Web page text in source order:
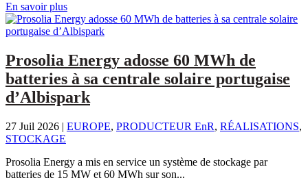
En savoir plus
Prosolia Energy adosse 60 MWh de
batteries à sa centrale solaire portugaise
d’Albispark
27 Juil 2026 | EUROPE, PRODUCTEUR EnR, RÉALISATIONS,
STOCKAGE
Prosolia Energy a mis en service un système de stockage par
batteries de 15 MW et 60 MWh sur son...